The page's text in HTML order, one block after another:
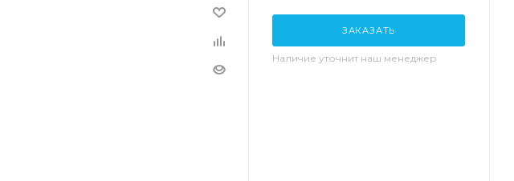
ЗАКАЗАТЬ
Наличие уточнит наш менеджер